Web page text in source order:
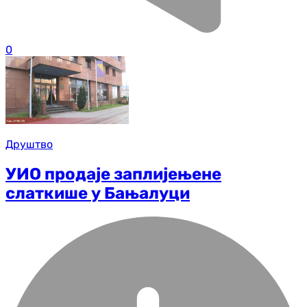
0
Друштво
УИО продаје заплијењене
слаткише у Бањалуци